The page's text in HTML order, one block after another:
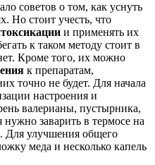
советов о том, как уснуть
Но стоит учесть, что
и применять их
к таком методу стоит в
Кроме того, их можно
к препаратам,
точно не будет. Для начала
настроения и
валерианы, пустырника,
нужно заварить в термосе на
Для улучшения общего
меда и несколько капель